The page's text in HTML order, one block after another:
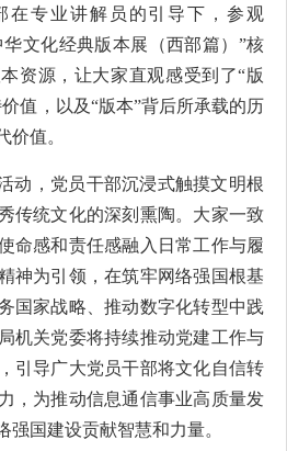
在专业讲解员的引导下，参观
华文化经典版本展（西部篇）”核
资源，让大家直观感受到了“版
值，以及“版本”背后所承载的历
价值。
动，党员干部沉浸式触摸文明根
传统文化的深刻熏陶。 大家一致
命感和责任感融入日常工作与履
神为引领，在筑牢网络强国根基
国家战略、推动数字化转型中践
机关党委将持续推动党建工作与
引导广大党员干部将文化自信转
，为推动信息通信事业高质量发
强国建设贡献智慧和力量。